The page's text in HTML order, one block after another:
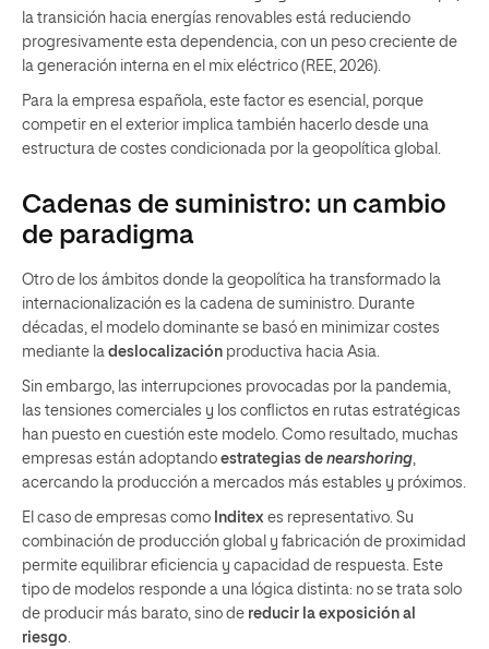
la transición hacia energías renovables está reduciendo
progresivamente esta dependencia, con un peso creciente de
la generación interna en el mix eléctrico (REE, 2026).
Para la empresa española, este factor es esencial, porque
competir en el exterior implica también hacerlo desde una
estructura de costes condicionada por la geopolítica global.
Cadenas de suministro: un cambio
de paradigma
Otro de los ámbitos donde la geopolítica ha transformado la
internacionalización es la cadena de suministro. Durante
décadas, el modelo dominante se basó en minimizar costes
mediante la deslocalización productiva hacia Asia.
Sin embargo, las interrupciones provocadas por la pandemia,
las tensiones comerciales y los conflictos en rutas estratégicas
han puesto en cuestión este modelo. Como resultado, muchas
empresas están adoptando estrategias de nearshoring
acercando la producción a mercados más estables y próximos.
El caso de empresas como Inditex es representativo. Su
combinación de producción global y fabricación de proximidad
permite equilibrar eficiencia y capacidad de respuesta. Este
tipo de modelos responde a una lógica distinta: no se trata solo
de producir más barato, sino de reducir la exposición al
riesgo